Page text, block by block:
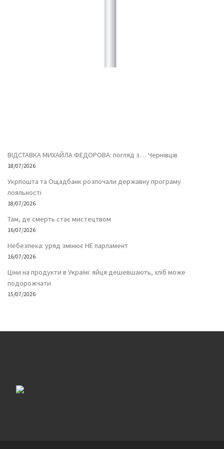
ВІДСТАВКА МИХАЙЛА ФЕДОРОВА: погляд з… Чернівців
18/07/2026
Укрпошта та Ощадбанк розпочали державну програму
лояльності
18/07/2026
Там, де смерть стає мистецтвом
16/07/2026
Небезпека: уряд змінює НЕ парламент
16/07/2026
Ціни на продукти в Україні: яйця дешевшають, хліб може
подорожчати
15/07/2026